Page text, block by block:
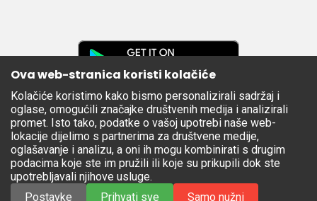
Apple
Store
Ova web-stranica koristi kolačiće
Kolačiće koristimo kako bismo personalizirali sadržaj i
oglase, omogućili značajke društvenih medija i analizirali
promet. Isto tako, podatke o vašoj upotrebi naše web-
lokacije dijelimo s partnerima za društvene medije,
oglašavanje i analizu, a oni ih mogu kombinirati s drugim
podacima koje ste im pružili ili koje su prikupili dok ste
upotrebljavali njihove usluge.
Postavke
Prihvati sve Samo nužni